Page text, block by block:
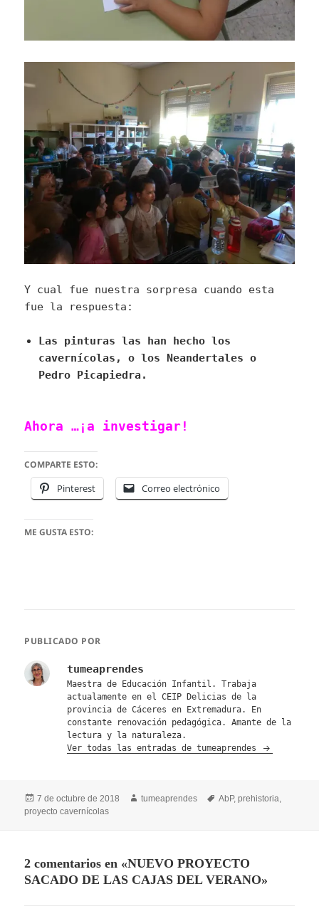
Y cual fue nuestra sorpresa cuando esta
fue la respuesta:
Las pinturas las han hecho los
cavernícolas, o los Neandertales o
Pedro Picapiedra.
Ahora …¡a investigar!
COMPARTE ESTO:
Pinterest Correo electrónico
ME GUSTA ESTO:
PUBLICADO POR
tumeaprendes
Maestra de Educación Infantil. Trabaja
actualamente en el CEIP Delicias de la
provincia de Cáceres en Extremadura. En
constante renovación pedagógica. Amante de la
lectura y la naturaleza.
Ver todas las entradas de tumeaprendes
Publicado
el
7 de octubre de 2018 Autor
tumeaprendes Etiquetas
AbP,prehistoria,
proyecto cavernícolas
2 comentarios en «NUEVO PROYECTO
SACADO DE LAS CAJAS DEL VERANO»